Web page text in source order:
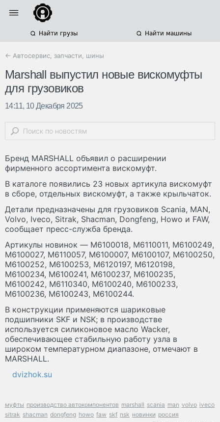
Найти грузы Найти машины
← Автосервис, запчасти, шины
Marshall выпустил новые вискомуфты
для грузовиков
14:11, 10 Декабря 2025
Бренд MARSHALL объявил о расширении
фирменного ассортимента вискомуфт.
В каталоге появились 23 новых артикула вискомуфт
в сборе, отдельных вискомуфт, а также крыльчаток.
Детали предназначены для грузовиков Scania, MAN,
Volvo, Iveco, Sitrak, Shacman, Dongfeng, Howo и FAW,
сообщает пресс-служба бренда.
Артикулы новинок — M6100018, M6110011, M6100249,
M6100027, M6110057, M6100007, M6100107, M6100250,
M6100252, M6100253, M6120197, M6120198,
M6100234, M6100241, M6100237, M6100235,
M6100242, M6110340, M6100240, M6100233,
M6100236, M6100243, M6100244.
В конструкции применяются шариковые
подшипники SKF и NSK; в производстве
используется силиконовое масло Wacker,
обеспечивающее стабильную работу узла в
широком температурном диапазоне, отмечают в
MARSHALL.
dvizhok.su
муфты производство автокомпонентов marshall scania man volvo iveco
sitrak shacman dongfeng howo faw skf nsk новинки россия